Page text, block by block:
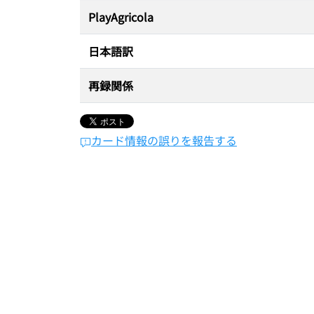
PlayAgricola
日本語訳
再録関係
カード情報の誤りを報告する